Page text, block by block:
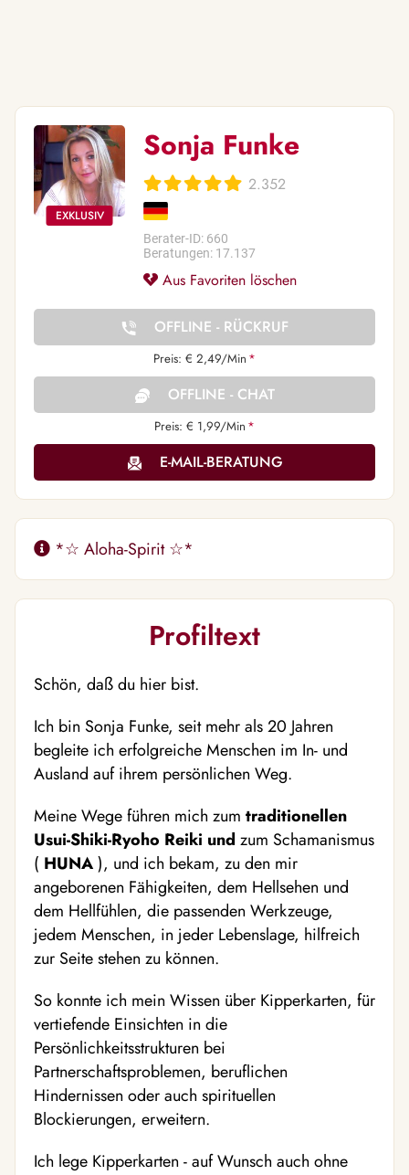
Sonja Funke
2.352
Berater-ID: 660
Beratungen: 17.137
Aus Favoriten löschen
OFFLINE - RÜCKRUF
Preis: € 2,49/Min *
OFFLINE - CHAT
Preis: € 1,99/Min *
E-MAIL-BERATUNG
*☆ Aloha-Spirit ☆*
Profiltext
Schön, daß du hier bist.
Ich bin Sonja Funke, seit mehr als 20 Jahren
begleite ich erfolgreiche Menschen im In- und
Ausland auf ihrem persönlichen Weg.
Meine Wege führen mich zum traditionellen
Usui-Shiki-Ryoho Reiki und zum Schamanismus
( HUNA), und ich bekam, zu den mir
angeborenen Fähigkeiten, dem Hellsehen und
dem Hellfühlen, die passenden Werkzeuge,
jedem Menschen, in jeder Lebenslage, hilfreich
zur Seite stehen zu können.
So konnte ich mein Wissen über Kipperkarten, für
vertiefende Einsichten in die
Persönlichkeitsstrukturen bei
Partnerschaftsproblemen, beruflichen
Hindernissen oder auch spirituellen
Blockierungen, erweitern.
Ich lege Kipperkarten - auf Wunsch auch ohne